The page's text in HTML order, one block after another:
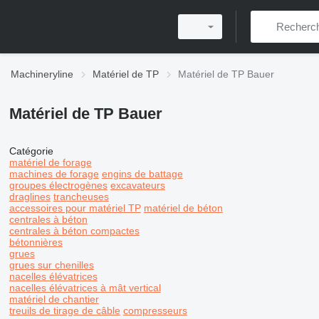
Machineryline Matériel de TP Matériel de TP Bauer
Matériel de TP Bauer
Catégorie
matériel de forage
machines de forage engins de battage
groupes électrogènes excavateurs
draglines trancheuses
accessoires pour matériel TP matériel de béton
centrales à béton
centrales à béton compactes
bétonnières
grues
grues sur chenilles
nacelles élévatrices
nacelles élévatrices à mât vertical
matériel de chantier
treuils de tirage de câble compresseurs